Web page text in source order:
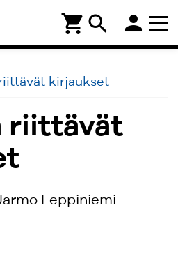
search
shopping_cart person
kirjaukset
riittävät
Leppiniemi